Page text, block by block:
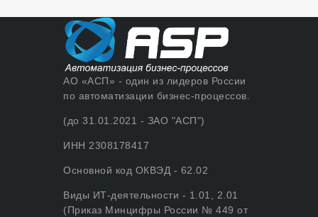
АО «АСП» - один из лидеров России
по автоматизации бизнес-процессов.
(до 31.01.2021 - ЗАО "АСП")
ИНН 2308178417
Основной код ОКВЭД - 62.02
Виды ИТ-деятельности - 1.01, 2.01
(Приказ Минцифры России № 449 от